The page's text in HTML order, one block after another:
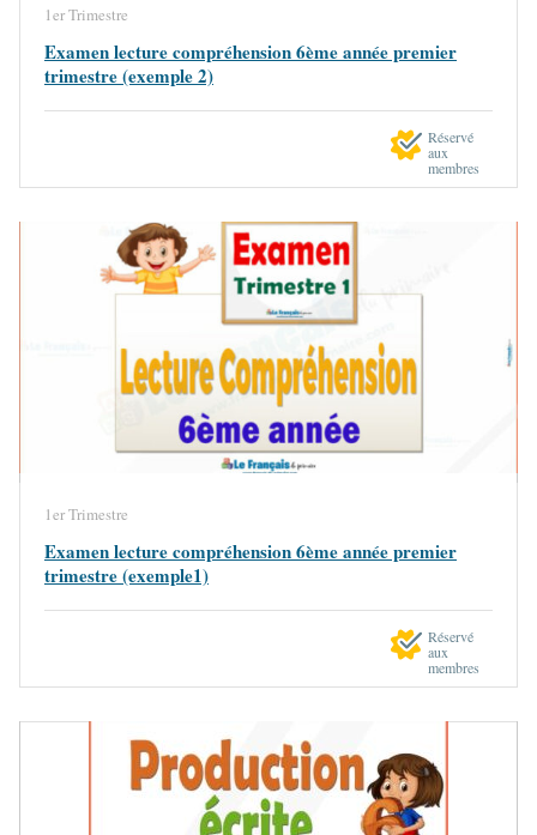
1er Trimestre
Examen lecture compréhension 6ème année premier
trimestre (exemple 2)
Réservé
aux
membres
1er Trimestre
Examen lecture compréhension 6ème année premier
trimestre (exemple1)
Réservé
aux
membres